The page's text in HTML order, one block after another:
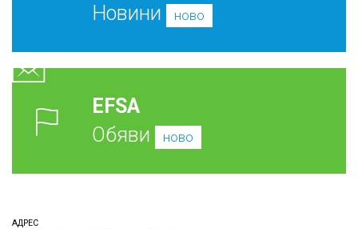
Новини
ново
EFSA
Обяви
ново
АДРЕС